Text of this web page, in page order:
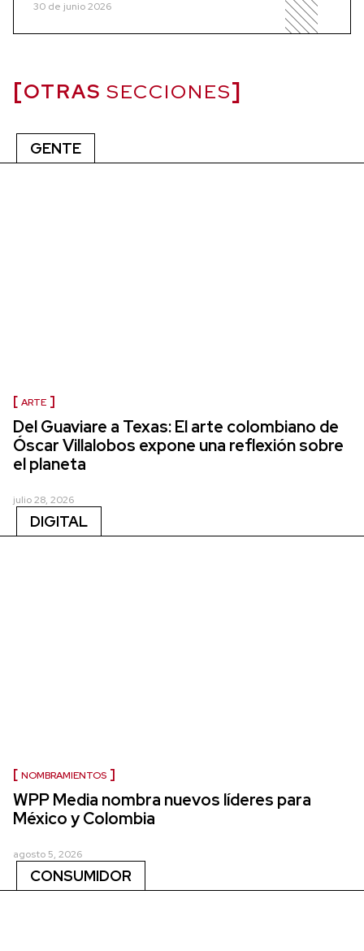
30 de junio 2026
OTRAS SECCIONES
GENTE
ARTE
Del Guaviare a Texas: El arte colombiano de
Óscar Villalobos expone una reflexión sobre
el planeta
julio 28, 2026
DIGITAL
NOMBRAMIENTOS
WPP Media nombra nuevos líderes para
México y Colombia
agosto 5, 2026
CONSUMIDOR